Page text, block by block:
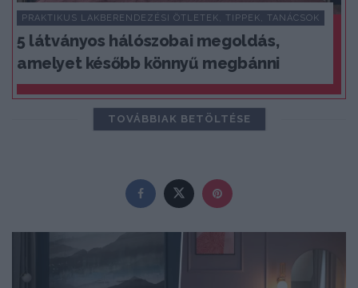
PRAKTIKUS LAKBERENDEZÉSI ÖTLETEK, TIPPEK, TANÁCSOK
5 látványos hálószobai megoldás,
amelyet később könnyű megbánni
TOVÁBBIAK BETÖLTÉSE